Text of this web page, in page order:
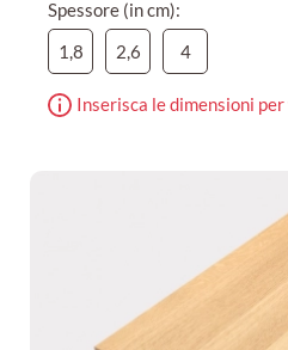
Spessore (in cm):
1,8
2,6 4
Inserisca le dimensioni